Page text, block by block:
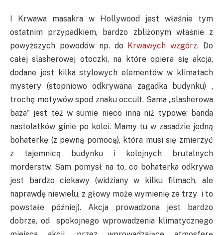
I Krwawa masakra w Hollywood jest właśnie tym
ostatnim przypadkiem, bardzo zbliżonym właśnie z
powyższych powodów np. do
Krwawych wzgórz. Do
całej slasherowej otoczki, na które opiera się akcja,
dodane jest kilka stylowych elementów w klimatach
mystery (stopniowo odkrywana zagadka budynku) ,
trochę motywów spod znaku occult. Sama „slasherowa
baza” jest też w sumie nieco inna niż typowe: banda
nastolatków ginie po kolei. Mamy tu w zasadzie jedną
bohaterkę (z pewną pomocą), która musi się zmierzyć
z tajemnicą budynku i kolejnych brutalnych
morderstw. Sam pomysł na to, co bohaterka odkrywa
jest bardzo ciekawy (widziany w kilku filmach, ale
naprawdę niewielu, z głowy może wymienię ze trzy i to
powstałe później). Akcja prowadzona jest bardzo
dobrze, od spokojnego wprowadzenia klimatycznego